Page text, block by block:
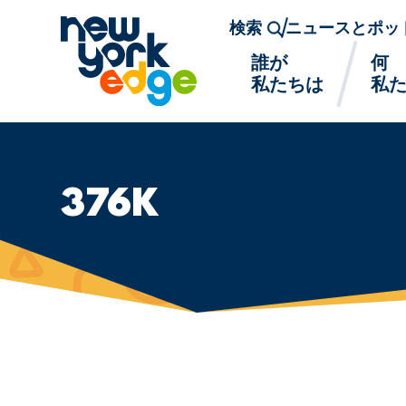
メインコンテンツへスキップ
検索 ニュースとポッ
誰が
私たちは
何
私
376K